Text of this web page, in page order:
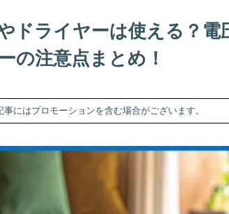
ドライヤーは使える？
の注意点まとめ！
事にはプロモーションを含む場合がございます。